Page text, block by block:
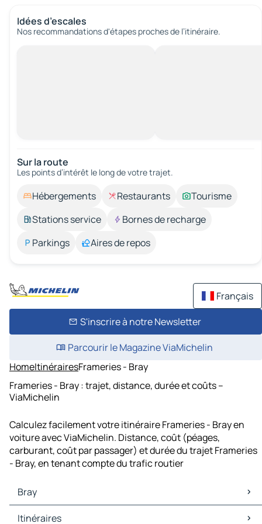
Idées d’escales
Nos recommandations d'étapes proches de l’itinéraire.
Sur la route
Les points d’intérêt le long de votre trajet.
Hébergements Restaurants
Tourisme
Stations service
Bornes de recharge
Parkings
Aires de repos
Français
S'inscrire à notre Newsletter
Parcourir le Magazine ViaMichelin
HomeItinérairesFrameries - Bray
Frameries - Bray : trajet, distance, durée et coûts –
ViaMichelin
Calculez facilement votre itinéraire Frameries - Bray en
voiture avec ViaMichelin. Distance, coût (péages,
carburant, coût par passager) et durée du trajet Frameries
- Bray, en tenant compte du trafic routier
Bray
Bray Cartes et plans
Itinéraires